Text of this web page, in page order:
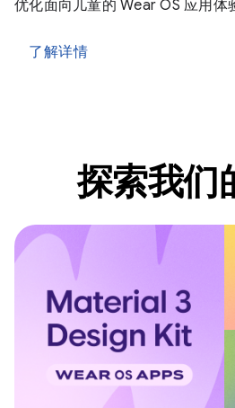
优化面向儿童的 Wear OS 应用体
了解详情
探索我们